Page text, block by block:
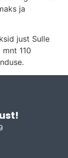
ja
just Sulle
110